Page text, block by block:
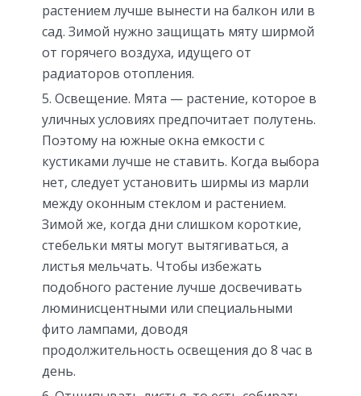
растением лучше вынести на балкон или в
сад. Зимой нужно защищать мяту ширмой
от горячего воздуха, идущего от
радиаторов отопления.
Освещение. Мята — растение, которое в
уличных условиях предпочитает полутень.
Поэтому на южные окна емкости с
кустиками лучше не ставить. Когда выбора
нет, следует установить ширмы из марли
между оконным стеклом и растением.
Зимой же, когда дни слишком короткие,
стебельки мяты могут вытягиваться, а
листья мельчать. Чтобы избежать
подобного растение лучше досвечивать
люминисцентными или специальными
фито лампами, доводя
продолжительность освещения до 8 час в
день.